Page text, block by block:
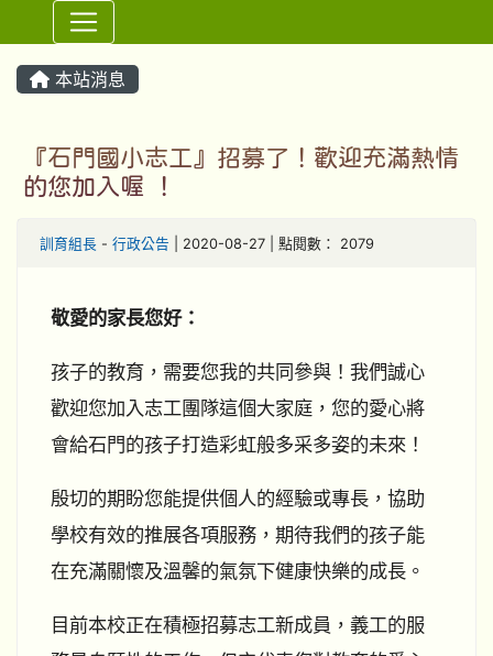
⏸
本站消息
『石門國小志工』招募了！歡迎充滿熱情
的您加入喔 ！
訓育組長 - 行政公告 | 2020-08-27 | 點閱數： 2079
敬愛的家長您好：
孩子的教育，需要您我的共同參與！ 我們誠心
歡迎您加入志工團隊這個大家庭，您的愛心將
會給石門的孩子打造彩虹般多采多姿的未來 ！
殷切的期盼您能提供個人的經驗或專長，協助
學校有效的推展各項服務，期待我們的孩子能
在充滿關懷及溫馨的氣氛下健康快樂的成長。
目前本校正在積極招募志工新成員，義工的服